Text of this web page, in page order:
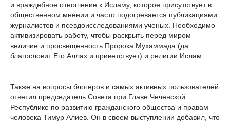
и враждебное отношение к Исламу, которое присутствует в
общественном мнении и часто подогревается публикациями
журналистов и псевдоисследованиями ученых. Необходимо
активизировать работу, чтобы раскрыть перед миром
величие и просвещенность Пророка Мухаммада (да
благословит Его Аллах и приветствует) и религии Ислам.
Также на вопросы блогеров и самых активных пользователей
ответил председатель Совета при Главе Чеченской
Республике по развитию гражданского общества и правам
человека Тимур Алиев. Он в своем выступлении добавил, что